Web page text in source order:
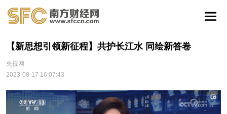
【新思想引领新征程】共护长江水 同绘新答卷
央视网
2023-08-17 16:07:43